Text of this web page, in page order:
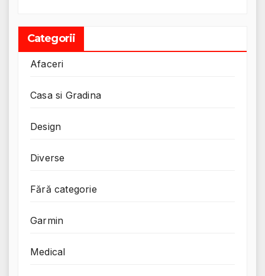
Categorii
Afaceri
Casa si Gradina
Design
Diverse
Fără categorie
Garmin
Medical